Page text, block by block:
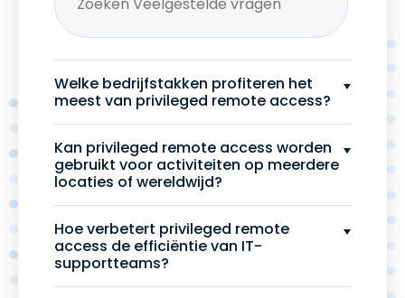
Welke bedrijfstakken profiteren het
meest van privileged remote access?
Kan privileged remote access worden
gebruikt voor activiteiten op meerdere
locaties of wereldwijd?
Hoe verbetert privileged remote
access de efficiëntie van IT-
supportteams?